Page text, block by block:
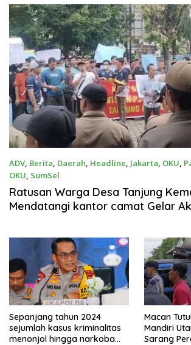
Undang‑Undang
ADV, Berita, Daerah, Headline, Jakarta, OKU,
OKU, SumSel
21 Januari 2025
Ratusan Warga Desa Tanjung
Mendatangi kantor camat Gelar
Januari 2025
Sepanjang tahun 2024
sejumlah kasus kriminalitas
menonjol hingga narkoba
Macan
Mandiri
Sarang